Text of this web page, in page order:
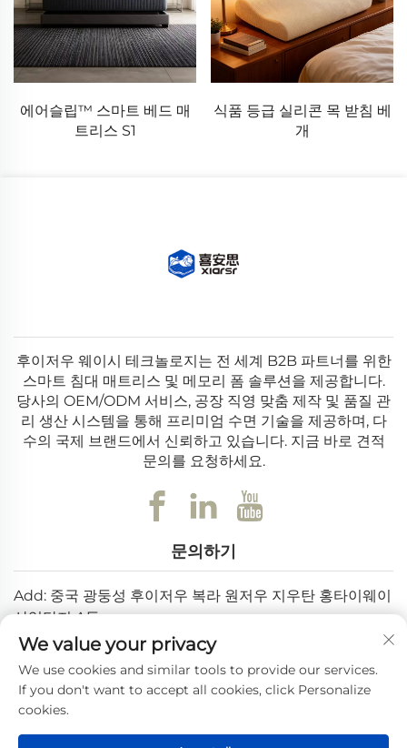
에어슬립™ 스마트 베드 매
트리스 S1
식품 등급 실리콘 목 받침 베
개
후이저우 웨이시 테크놀로지는 전 세계 B2B 파트너를 위한
스마트 침대 매트리스 및 메모리 폼 솔루션을 제공합니다.
당사의 OEM/ODM 서비스, 공장 직영 맞춤 제작 및 품질 관
리 생산 시스템을 통해 프리미엄 수면 기술을 제공하며, 다
수의 국제 브랜드에서 신뢰하고 있습니다. 지금 바로 견적
문의를 요청하세요.
문의하기
Add: 중국 광둥성 후이저우 복라 원저우 지우탄 홍타이웨이
산업단지 A동
이메일:[email protected]
전화번호:+86-0752-6688646
Copyright © 2025 Huizhou Weishi Technology Co., Ltd. 판권
We value your privacy
We use cookies and similar tools to provide our services.
If you don't want to accept all cookies, click Personalize
cookies.